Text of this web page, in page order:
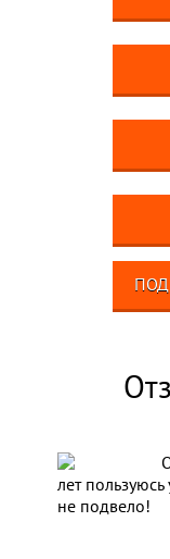
лет пользуюсь
не подвело!